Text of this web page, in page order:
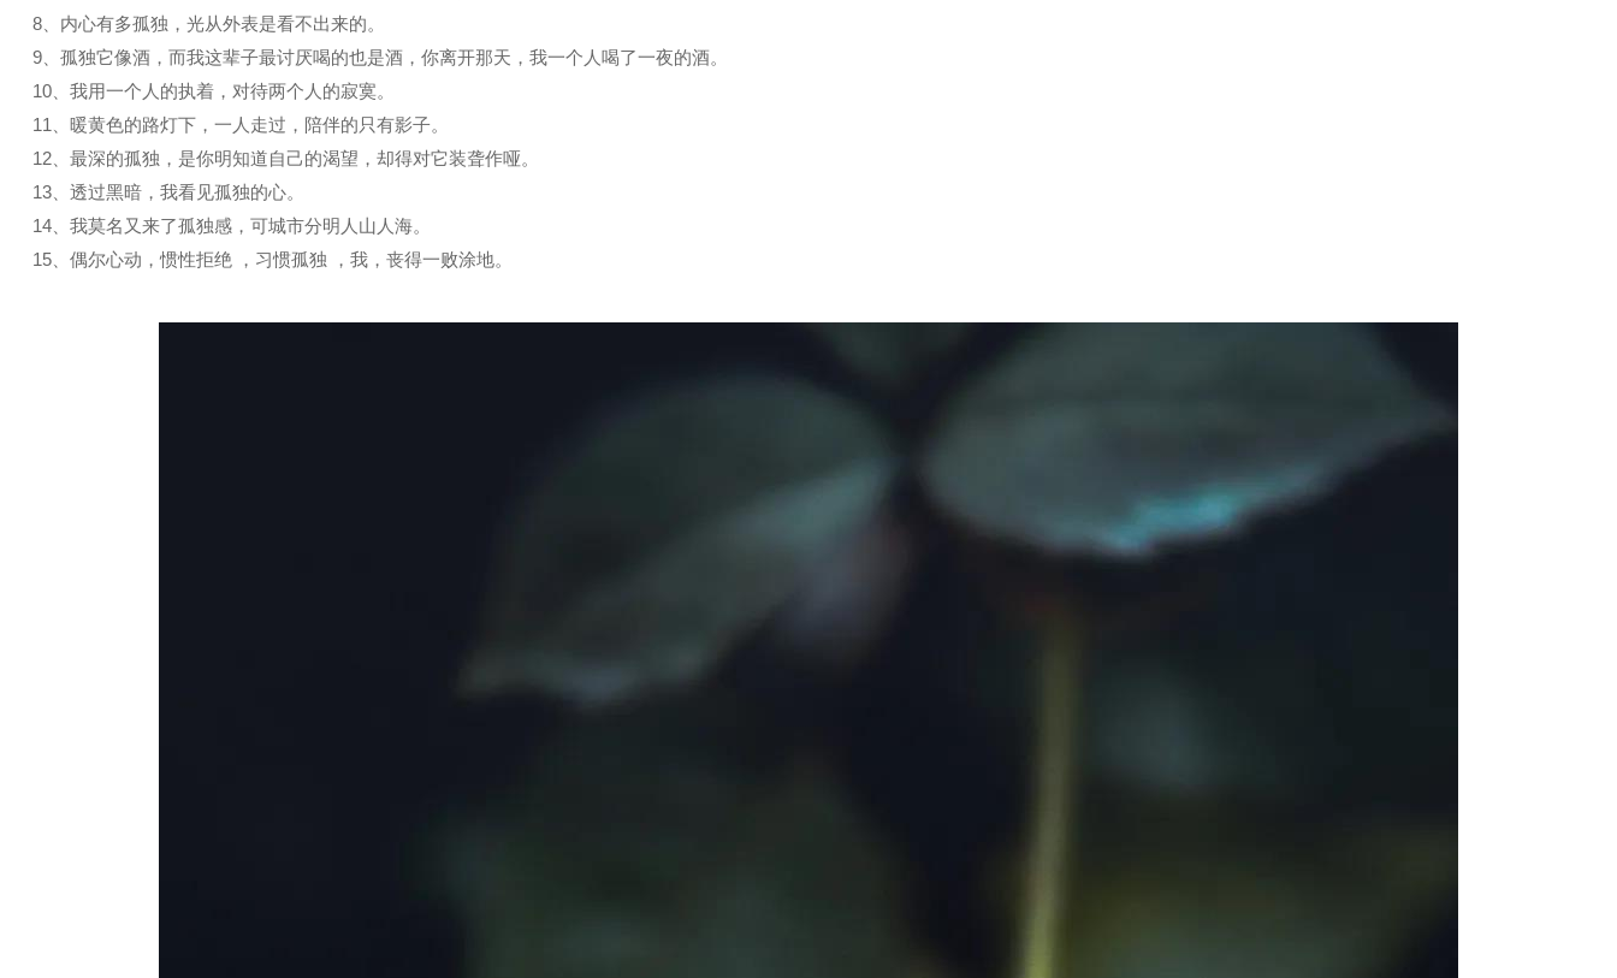
8、内心有多孤独，光从外表是看不出来的。
9、孤独它像酒，而我这辈子最讨厌喝的也是酒，你离开那天，我一个人喝了一夜的酒。
10、我用一个人的执着，对待两个人的寂寞。
11、暖黄色的路灯下，一人走过，陪伴的只有影子。
12、最深的孤独，是你明知道自己的渴望，却得对它装聋作哑。
13、透过黑暗，我看见孤独的心。
14、我莫名又来了孤独感，可城市分明人山人海。
15、偶尔心动，惯性拒绝 ，习惯孤独 ，我，丧得一败涂地。